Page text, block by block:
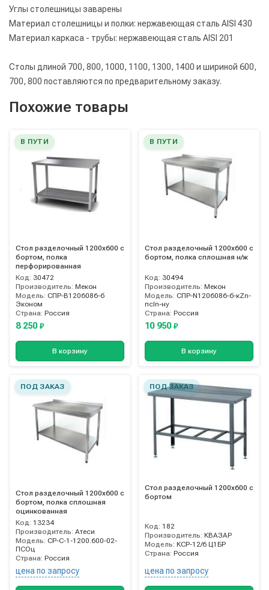
Углы столешницы заварены
Материал столешницы и полки: нержавеющая сталь AISI 430
Материал каркаса - трубы: нержавеющая сталь AISI 201
Столы длиной 700, 800, 1000, 1100, 1300, 1400 и шириной 600,
700, 800 поставляются по предварительному заказу.
Похожие товары
В ПУТИ
Стол разделочный 1200х600 с
бортом, полка
перфорированная
Код: 30472
Производитель: Мекон
Модель: СПР-B1206086-б
Эконом
Страна: Россия
8 250 ₽
В корзину
В ПУТИ
Стол разделочный 1200х600 с
бортом, полка сплошная н/ж
Код: 30494
Производитель: Мекон
Модель: СПР-N1206086-б-кZn-
псIn-ну
Страна: Россия
10 950 ₽
В корзину
ПОД ЗАКАЗ
Стол разделочный 1200х600 с
бортом, полка сплошная
оцинкованная
Код: 13234
Производитель: Атеси
Модель: СР-С-1-1200.600-02-
ПСОц
Страна: Россия
цена по запросу
ПОД ЗАКАЗ
Стол разделочный 1200х600 с
бортом
Код: 182
Производитель: КВАЗАР
Модель: КСР-12/6 Ц1БР
Страна: Россия
цена по запросу